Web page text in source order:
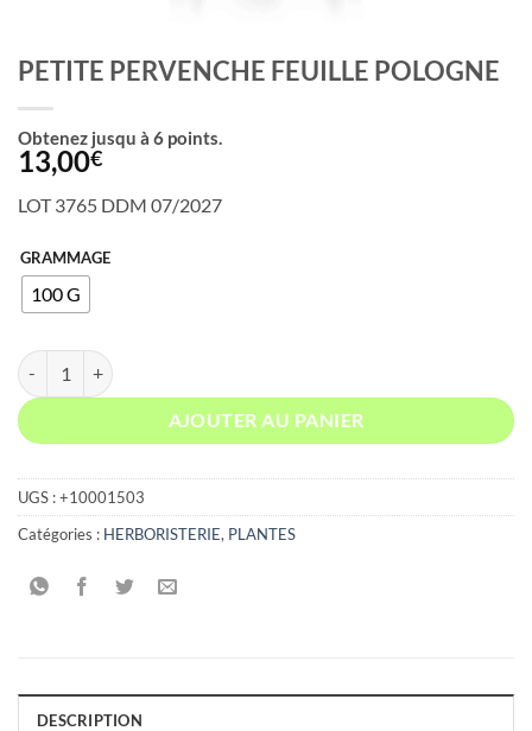
PETITE PERVENCHE FEUILLE POLOGNE
Obtenez jusqu à 6 points.
13,00€
LOT 3765 DDM 07/2027
GRAMMAGE
100 G
quantité de PETITE PERVENCHE FEUILLE POLOGNE
AJOUTER AU PANIER
UGS :+10001503
Catégories : HERBORISTERIE, PLANTES
DESCRIPTION